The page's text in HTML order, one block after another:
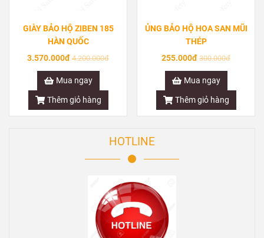
GIÀY BẢO HỘ ZIBEN 185
HÀN QUỐC
3.570.000đ 4.200.000đ
Mua ngay
Thêm giỏ hàng
ỦNG BẢO HỘ HOA SAN MŨI
THÉP
255.000đ 300.000đ
Mua ngay
Thêm giỏ hàng
HOTLINE